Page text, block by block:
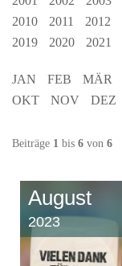
2010
2011 2012
2019
2020 2021
JAN FEB MÄR
OKT
NOV DEZ
Beiträge 1 bis 6 von 6
August
2023